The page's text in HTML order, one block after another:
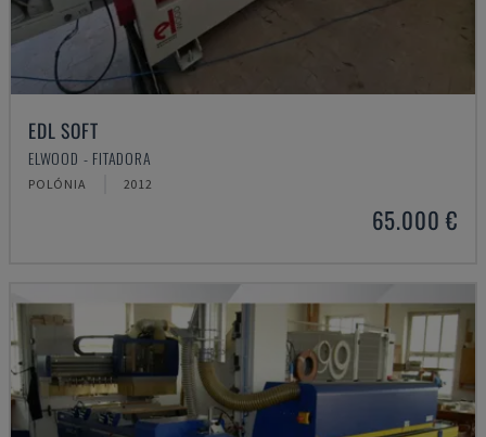
EDL SOFT
ELWOOD - FITADORA
POLÓNIA 2012
65.000 €